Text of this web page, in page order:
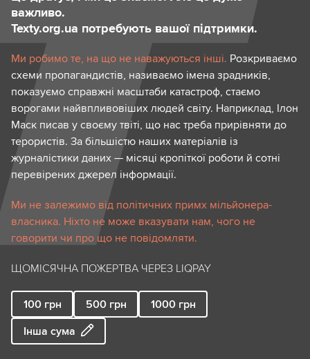
важливо.
Texty.org.ua потребують вашої підтримки.
Ми робимо те, на що не наважуються інші. Розкриваємо
схеми пропагандистів, називаємо імена зрадників,
показуємо справжні масштаби катастроф, стаємо
ворогами найвпливовіших людей світу. Наприклад, Ілон
Маск писав у своєму твіті, що нас треба прирівняти до
терористів. За більшістю наших матеріалів із
журналістики даних — місяці кропіткої роботи й сотні
перевірених джерел інформації.
Ми не залежимо від політичних примх мільйонера-
власника. Ніхто не може вказувати нам, чого не
говорити чи про що не повідомляти.
ЩОМІСЯЧНА ПОЖЕРТВА ЧЕРЕЗ LIQPAY
100 грн 500 грн 1000 грн
Інша сума